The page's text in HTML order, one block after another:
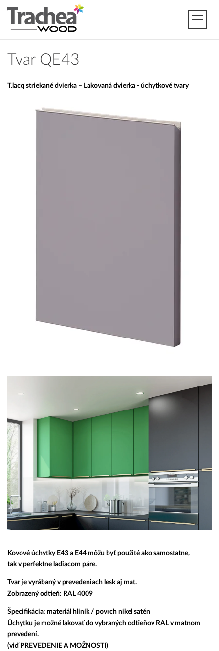
Tvar QE43
T.lacq striekané dvierka – Lakovaná dvierka - úchytkové tvary
Kovové úchytky E43 a E44 môžu byť použité ako samostatne,
tak v perfektne ladiacom páre.
Tvar je vyrábaný v prevedeniach lesk aj mat.
Zobrazený odtieň: RAL 4009
Špecifikácia: materiál hliník / povrch nikel satén
Úchytku je možné lakovať do vybraných odtieňov RAL v matnom
prevedení.
(viď PREVEDENIE A MOŽNOSTI)